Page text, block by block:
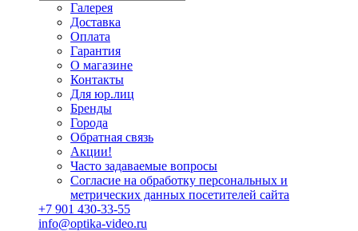
Галерея
Доставка
Оплата
Гарантия
О магазине
Контакты
Для юр.лиц
Бренды
Города
Обратная связь
Акции!
Часто задаваемые вопросы
Согласие на обработку персональных и
метрических данных посетителей сайта
+7 901 430-33-55
info@optika-video.ru